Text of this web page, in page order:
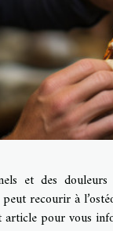
et des
recourir à
article pour vous